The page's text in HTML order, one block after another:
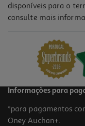
Toner Original Hp 135a
62,99 €
disponíveis para o
consulte mais
Informações para
*para pagamentos
Oney Auchan+.